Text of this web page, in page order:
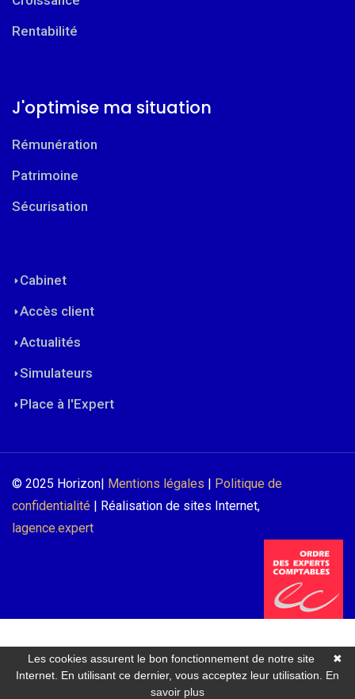
Rentabilité
J'optimise ma situation
Rémunération
Patrimoine
Sécurisation
Cabinet
Accès client
Actualités
Simulateurs
Place à l'Expert
© 2025 Horizon| Mentions légales
Politique de
confidentialité | Réalisation de sites Internet,
lagence.expert
✖
Les cookies assurent le bon fonctionnement de notre site
Internet. En utilisant ce dernier, vous acceptez leur utilisation. En
savoir plus